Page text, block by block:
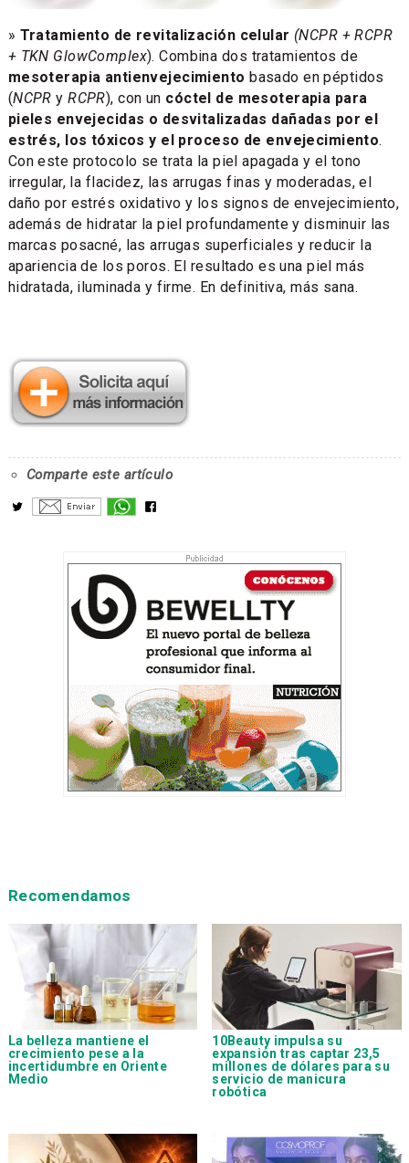
» Tratamiento de revitalización celular (NCPR + RCPR
+ TKN GlowComplex). Combina dos tratamientos de
mesoterapia antienvejecimiento basado en péptidos
(NCPR yRCPR), con un cóctel de mesoterapia para
pieles envejecidas o desvitalizadas dañadas por el
estrés, los tóxicos y el proceso de envejecimiento.
Con este protocolo se trata la piel apagada y el tono
irregular, la flacidez, las arrugas finas y moderadas, el
daño por estrés oxidativo y los signos de envejecimiento,
además de hidratar la piel profundamente y disminuir las
marcas posacné, las arrugas superficiales y reducir la
apariencia de los poros. El resultado es una piel más
hidratada, iluminada y firme. En definitiva, más sana.
Comparte este artículo
Recomendamos
La belleza mantiene el
crecimiento pese a la
incertidumbre en Oriente
Medio
10Beauty impulsa su
expansión tras captar 23,5
millones de dólares para su
servicio de manicura
robótica